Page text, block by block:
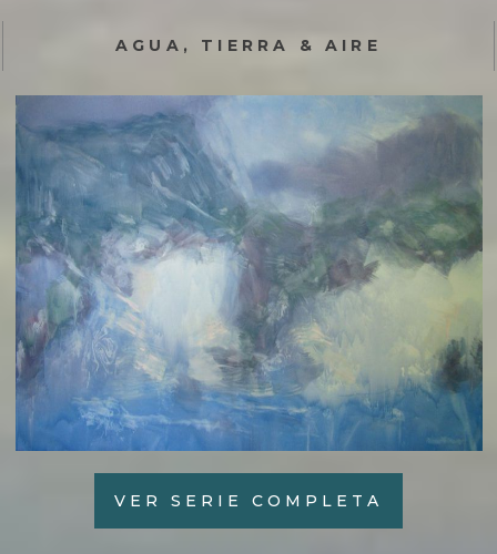
AGUA, TIERRA & AIRE
VER SERIE COMPLETA